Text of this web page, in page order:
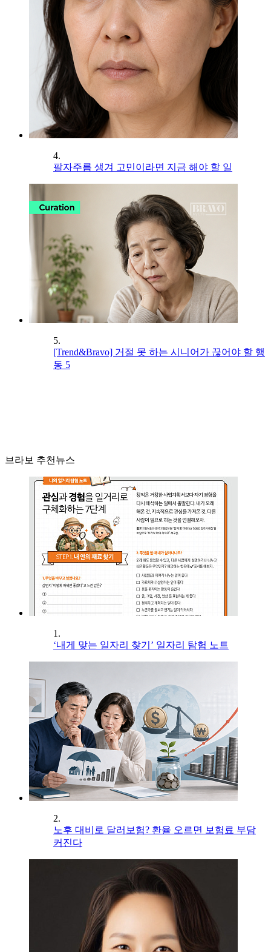
4.
팔자주름 생겨 고민이라면 지금 해야 할 일
5.
[Trend&Bravo] 거절 못 하는 시니어가 끊어야 할 행
동 5
브라보 추천뉴스
1.
‘내게 맞는 일자리 찾기’ 일자리 탐험 노트
2.
노후 대비로 달러보험? 환율 오르면 보험료 부담
커진다